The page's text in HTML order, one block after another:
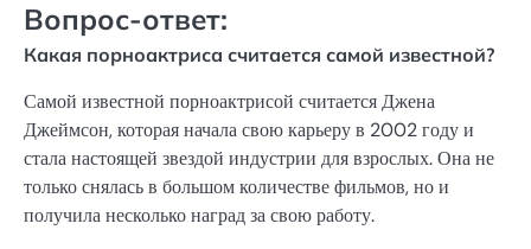
Вопрос-ответ:
Какая порноактриса считается самой известной?
Самой известной порноактрисой считается Джена
Джеймсон, которая начала свою карьеру в 2002 году и
стала настоящей звездой индустрии для взрослых. Она не
только снялась в большом количестве фильмов, но и
получила несколько наград за свою работу.